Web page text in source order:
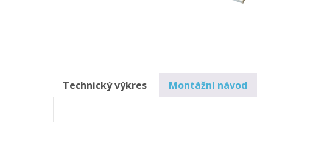
Technický výkres Montážní návod